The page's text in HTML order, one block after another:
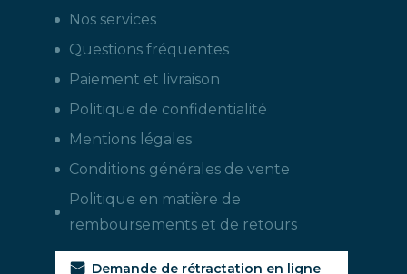
Nos services
Questions fréquentes
Paiement et livraison
Politique de confidentialité
Mentions légales
Conditions générales de vente
Politique en matière de
remboursements et de retours
Demande de rétractation en ligne